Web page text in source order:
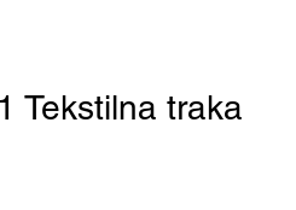
Tekstilna traka